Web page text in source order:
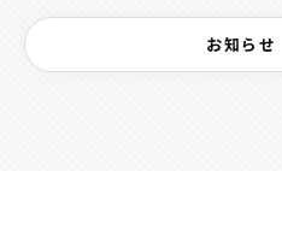
お知らせ